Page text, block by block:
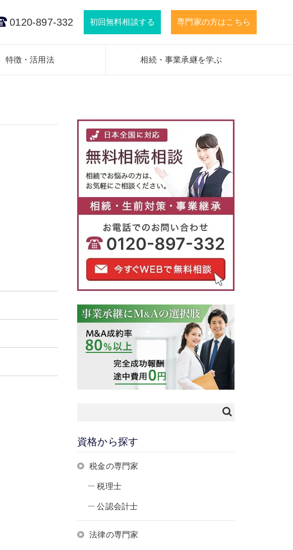
0120-897-332 初回無料相談する 専門家の方はこちら
特徴・活用法 相続・事業承継を学ぶ
資格から探す
税金の専門家
税理士
公認会計士
法律の専門家